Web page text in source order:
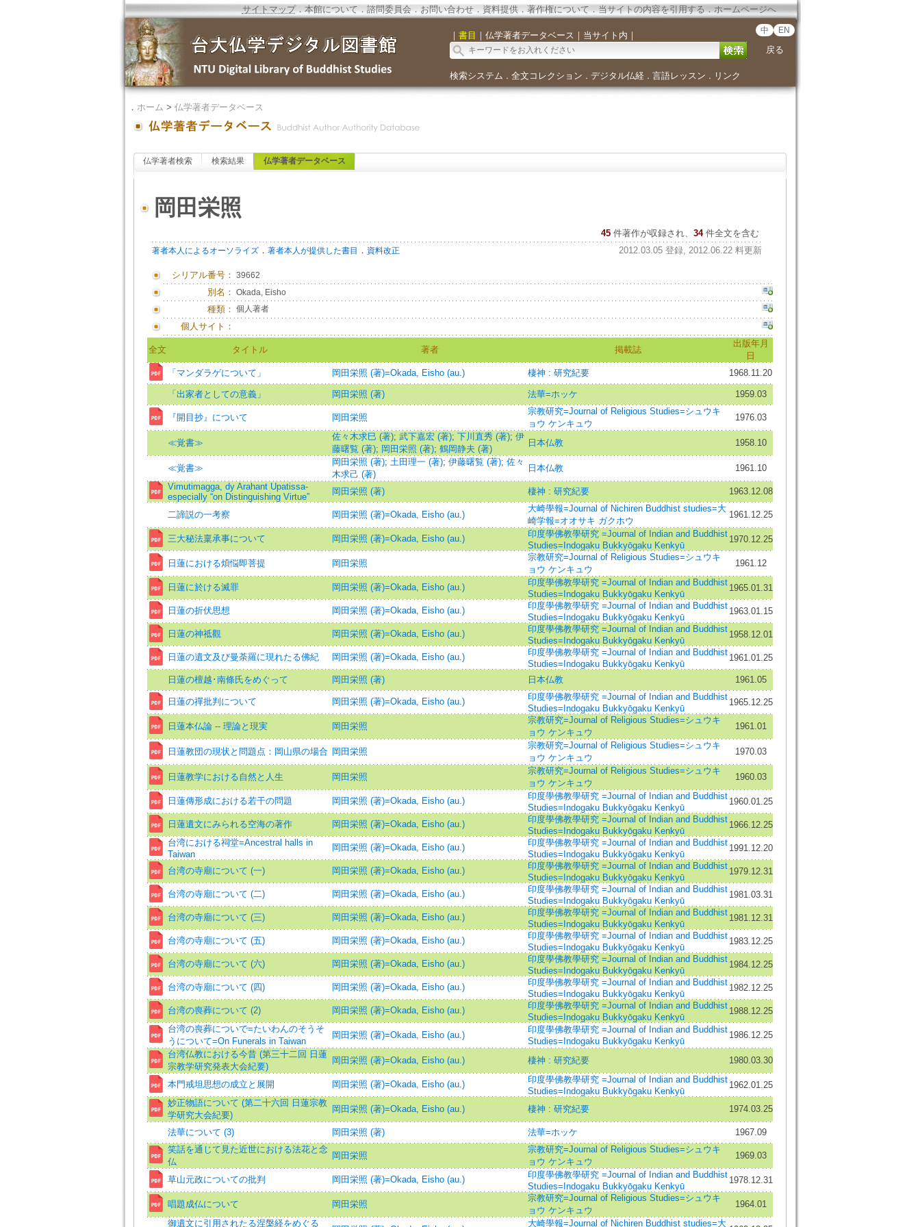
サイトマップ．本館について．諮問委員会． お問い合わせ． 資料提供．著作権について．当サイトの内容を引用する．ホームページへ
｜ 書目 ｜ 仏学著者データベース ｜ 当サイト内 ｜ 中 EN
戻る
検索システム ． 全文コレクション ． デジタル仏経． 言語レッスン ． リンク
． ホーム > 仏学著者データベース
仏学著者検索 検索結果 仏学著者データベース
岡田栄照
45 件著作が収録され、 34件全文を含む
著者本人によるオーソライズ． 著者本人が提供した書目 ． 資料改正 2012.03.05 登録, 2012.06.22 料更新
シリアル番号： 39662
別名： Okada, Eisho
種類： 個人著者
個人サイト：
全文 タイトル 著者 掲載誌
出版年月
日
「マンダラゲについて」
岡田栄照 (著)=Okada, Eisho (au.) 棲神 : 研究紀要 1968.11.20
「出家者としての意義」 岡田栄照 (著) 法華=ホッケ 1959.03
『開目抄』について 岡田栄照
宗教研究=Journal of Religious Studies=シュウキ
ョウ ケンキュウ
1976.03
≪覚書≫
佐々木求巳 (著); 武下嘉宏 (著); 下川直秀 (著); 伊
藤曙覧 (著); 岡田栄照 (著); 鶴岡静夫 (著)
日本仏教 1958.10
≪覚書≫
岡田栄照 (著); 土田理一 (著); 伊藤曙覧 (著); 佐々
木求己 (著)
日本仏教
1961.10
Vimutimagga, dy Arahant Upatissa-
especially “on Distinguishing Virtue”
岡田栄照 (著) 棲神 : 研究紀要 1963.12.08
二諦説の一考察 岡田栄照 (著)=Okada, Eisho (au.)
大崎學報=Journal of Nichiren Buddhist studies=大
崎学報=オオサキ ガクホウ
1961.12.25
三大秘法稟承事について 岡田栄照 (著)=Okada, Eisho (au.)
印度學佛教學研究 =Journal of Indian and Buddhist
Studies=Indogaku Bukkyōgaku Kenkyū
1970.12.25
日蓮における煩悩即菩提 岡田栄照
宗教研究=Journal of Religious Studies=シュウキ
ョウ ケンキュウ
1961.12
日蓮に於ける滅罪 岡田栄照 (著)=Okada, Eisho (au.)
印度學佛教學研究 =Journal of Indian and Buddhist
Studies=Indogaku Bukkyōgaku Kenkyū
1965.01.31
日蓮の折伏思想 岡田栄照 (著)=Okada, Eisho (au.)
印度學佛教學研究 =Journal of Indian and Buddhist
Studies=Indogaku Bukkyōgaku Kenkyū
1963.01.15
日蓮の神祗觀 岡田栄照 (著)=Okada, Eisho (au.)
印度學佛教學研究 =Journal of Indian and Buddhist
Studies=Indogaku Bukkyōgaku Kenkyū
1958.12.01
日蓮の遺文及び曼荼羅に現れたる佛紀 岡田栄照 (著)=Okada, Eisho (au.)
印度學佛教學研究 =Journal of Indian and Buddhist
Studies=Indogaku Bukkyōgaku Kenkyū
1961.01.25
日蓮の檀越･南條氏をめぐって 岡田栄照 (著) 日本仏教 1961.05
日蓮の禪批判について 岡田栄照 (著)=Okada, Eisho (au.)
印度學佛教學研究 =Journal of Indian and Buddhist
Studies=Indogaku Bukkyōgaku Kenkyū
1965.12.25
日蓮本仏論 -- 理論と現実 岡田栄照
宗教研究=Journal of Religious Studies=シュウキ
ョウ ケンキュウ
1961.01
日蓮教団の現状と問題点：岡山県の場合 岡田栄照
宗教研究=Journal of Religious Studies=シュウキ
ョウ ケンキュウ
1970.03
日蓮教学における自然と人生 岡田栄照
宗教研究=Journal of Religious Studies=シュウキ
ョウ ケンキュウ
1960.03
日蓮傳形成における若干の問題 岡田栄照 (著)=Okada, Eisho (au.)
印度學佛教學研究 =Journal of Indian and Buddhist
Studies=Indogaku Bukkyōgaku Kenkyū
1960.01.25
日蓮遺文にみられる空海の著作 岡田栄照 (著)=Okada, Eisho (au.)
印度學佛教學研究 =Journal of Indian and Buddhist
Studies=Indogaku Bukkyōgaku Kenkyū
1966.12.25
台湾における祠堂=Ancestral halls in
Taiwan
岡田栄照 (著)=Okada, Eisho (au.)
印度學佛教學研究 =Journal of Indian and Buddhist
Studies=Indogaku Bukkyōgaku Kenkyū
1991.12.20
台湾の寺廟について (一) 岡田栄照 (著)=Okada, Eisho (au.)
印度學佛教學研究 =Journal of Indian and Buddhist
Studies=Indogaku Bukkyōgaku Kenkyū
1979.12.31
台湾の寺廟について (二) 岡田栄照 (著)=Okada, Eisho (au.)
印度學佛教學研究 =Journal of Indian and Buddhist
Studies=Indogaku Bukkyōgaku Kenkyū
1981.03.31
台湾の寺廟について (三) 岡田栄照 (著)=Okada, Eisho (au.)
印度學佛教學研究 =Journal of Indian and Buddhist
Studies=Indogaku Bukkyōgaku Kenkyū
1981.12.31
台湾の寺廟について (五) 岡田栄照 (著)=Okada, Eisho (au.)
印度學佛教學研究 =Journal of Indian and Buddhist
Studies=Indogaku Bukkyōgaku Kenkyū
1983.12.25
台湾の寺廟について (六) 岡田栄照 (著)=Okada, Eisho (au.)
印度學佛教學研究 =Journal of Indian and Buddhist
Studies=Indogaku Bukkyōgaku Kenkyū
1984.12.25
台湾の寺廟について (四) 岡田栄照 (著)=Okada, Eisho (au.)
印度學佛教學研究 =Journal of Indian and Buddhist
Studies=Indogaku Bukkyōgaku Kenkyū
1982.12.25
台湾の喪葬について (2) 岡田栄照 (著)=Okada, Eisho (au.)
印度學佛教學研究 =Journal of Indian and Buddhist
Studies=Indogaku Bukkyōgaku Kenkyū
1988.12.25
台湾の喪葬についで=たいわんのそうそ
うについて=On Funerals in Taiwan
岡田栄照 (著)=Okada, Eisho (au.)
印度學佛教學研究 =Journal of Indian and Buddhist
Studies=Indogaku Bukkyōgaku Kenkyū
1986.12.25
台湾仏教における今昔 (第三十二回 日蓮
宗教学研究発表大会紀要)
岡田栄照 (著)=Okada, Eisho (au.) 棲神 : 研究紀要 1980.03.30
本門戒坦思想の成立と展開 岡田栄照 (著)=Okada, Eisho (au.)
印度學佛教學研究 =Journal of Indian and Buddhist
Studies=Indogaku Bukkyōgaku Kenkyū
1962.01.25
妙正物語について (第二十六回 日蓮宗教
学研究大会紀要)
岡田栄照 (著)=Okada, Eisho (au.) 棲神 : 研究紀要 1974.03.25
法華について (3) 岡田栄照 (著) 法華=ホッケ
1967.09
笑話を通じて見た近世における法花と念
仏
岡田栄照
宗教研究=Journal of Religious Studies=シュウキ
ョウ ケンキュウ
1969.03
草山元政についての批判 岡田栄照 (著)=Okada, Eisho (au.)
印度學佛教學研究 =Journal of Indian and Buddhist
Studies=Indogaku Bukkyōgaku Kenkyū
1978.12.31
唱題成仏について 岡田栄照
宗教研究=Journal of Religious Studies=シュウキ
ョウ ケンキュウ
1964.01
御遺文に引用されたる涅槃経をめぐる
大崎學報=Journal of Nichiren Buddhist studies=大